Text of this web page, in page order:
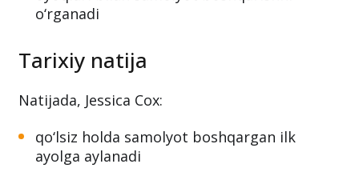
o‘rganadi
Tarixiy natija
Natijada, Jessica Cox:
qo‘lsiz holda samolyot boshqargan ilk
ayolga aylanadi